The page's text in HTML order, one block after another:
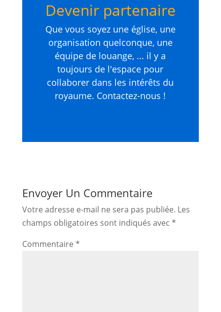
Devenir partenaire
Que vous soyez une église, une
organisation quelconque, une
équipe de louange, ... il y a
toujours de l'espace pour
collaborer dans les intérêts du
royaume. Contactez-nous !
Envoyer Un Commentaire
Votre adresse e-mail ne sera pas publiée. Les
champs obligatoires sont indiqués avec *
Commentaire *